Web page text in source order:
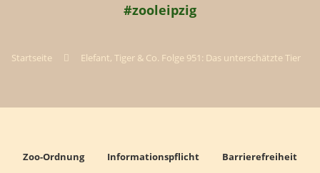
#zooleipzig
Startseite Elefant, Tiger & Co. Folge 951: Das unterschätzte Tier
Zoo-Ordnung Informationspflicht Barrierefreiheit